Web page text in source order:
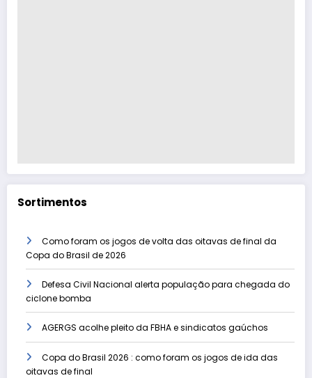
Sortimentos
Como foram os jogos de volta das oitavas de final da
Copa do Brasil de 2026
Defesa Civil Nacional alerta população para chegada do
ciclone bomba
AGERGS acolhe pleito da FBHA e sindicatos gaúchos
Copa do Brasil 2026 : como foram os jogos de ida das
oitavas de final